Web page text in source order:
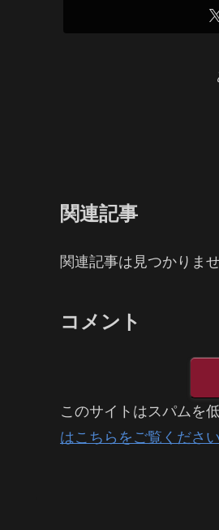
関連記事
関連記事は見つかりま
コメント
このサイトはスパムを
はこちらをご覧ください